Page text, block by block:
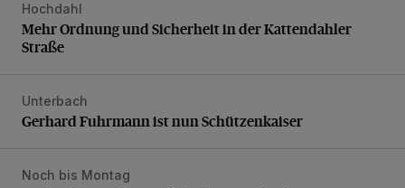
Mehr Ordnung und Sicherheit in der Kattendahler Straße
Hochdahl
Mehr Ordnung und Sicherheit in der Kattendahler
Straße
Gerhard Fuhrmann ist nun Schützenkaiser
Unterbach
Gerhard Fuhrmann ist nun Schützenkaiser
Viele Bilder: Toller Auftakt des Unterbacher
Noch bis Montag